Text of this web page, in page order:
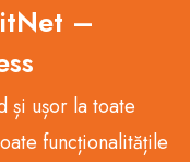
–
și ușor la toate
funcționalitățile